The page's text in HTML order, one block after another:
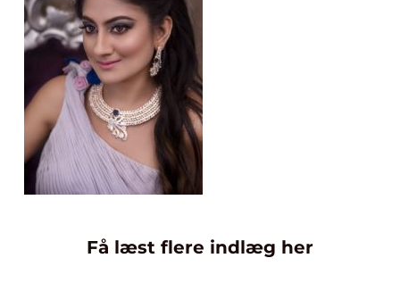
Få læst flere indlæg her